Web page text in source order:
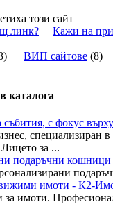
този сайт
линк? Кажи на
) ВИП сайтове (8)
каталога
с фокус
специализиран
за ...
подаръчни кошници
имоти - К2-
за имоти.